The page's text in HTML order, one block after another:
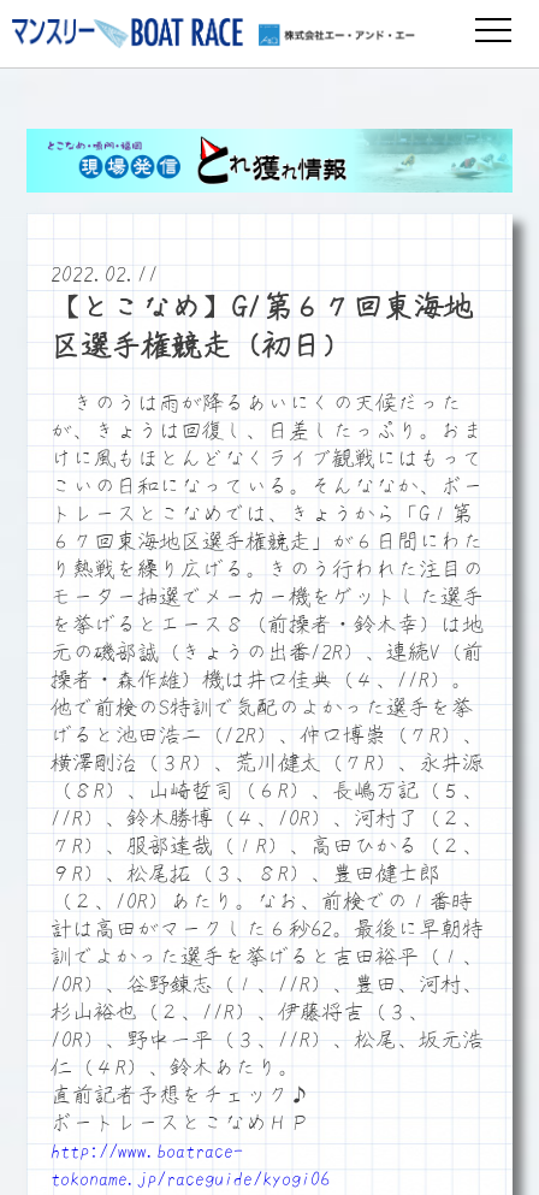
2022.02.11
【とこなめ】G1第６７回東海地
区選手権競走（初日）
きのうは雨が降るあいにくの天候だった
が、きょうは回復し、日差したっぷり。おま
けに風もほとんどなくライブ観戦にはもって
こいの日和になっている。そんななか、ボー
トレースとこなめでは、きょうから「G１第
６７回東海地区選手権競走」が６日間にわた
り熱戦を繰り広げる。きのう行われた注目の
モーター抽選でメーカー機をゲットした選手
を挙げるとエース８（前操者・鈴木幸）は地
元の磯部誠（きょうの出番12R）、連続V（前
操者・森作雄）機は井口佳典（４、11R）。
他で前検のS特訓で気配のよかった選手を挙
げると池田浩二（12R）、仲口博崇（７R）、
横澤剛治（３R）、荒川健太（７R）、永井源
（８R）、山崎哲司（６R）、長嶋万記（５、
11R）、鈴木勝博（４、10R）、河村了（２、
７R）、服部達哉（１R）、高田ひかる（２、
９R）、松尾拓（３、８R）、豊田健士郎
（２、10R）あたり。なお、前検での１番時
計は高田がマークした６秒62。最後に早朝特
訓でよかった選手を挙げると吉田裕平（１、
10R）、谷野錬志（１、11R）、豊田、河村、
杉山裕也（２、11R）、伊藤将吉（３、
10R）、野中一平（３、11R）、松尾、坂元浩
仁（４R）、鈴木あたり。
直前記者予想をチェック♪
ボートレースとこなめＨＰ
http://www.boatrace-
tokoname.jp/raceguide/kyogi06